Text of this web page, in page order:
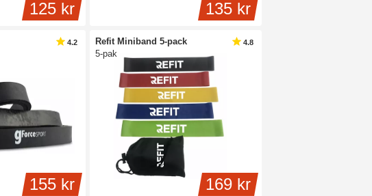
125 kr 135 kr
155 kr
4.2
Refit Miniband 5-pack
5-pak
169 kr
4.8